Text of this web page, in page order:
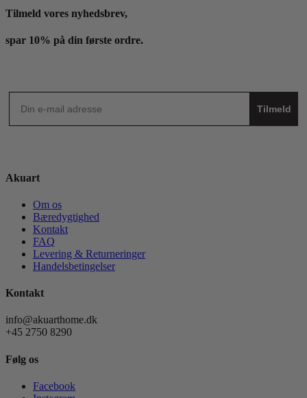
Tilmeld vores nyhedsbrev,
spar 10% på din første ordre.
Tilmeld
Akuart
Om os
Bæredygtighed
Kontakt
FAQ
Levering & Returneringer
Handelsbetingelser
Kontakt
info@akuarthome.dk
+45 2750 8290
Følg os
Facebook